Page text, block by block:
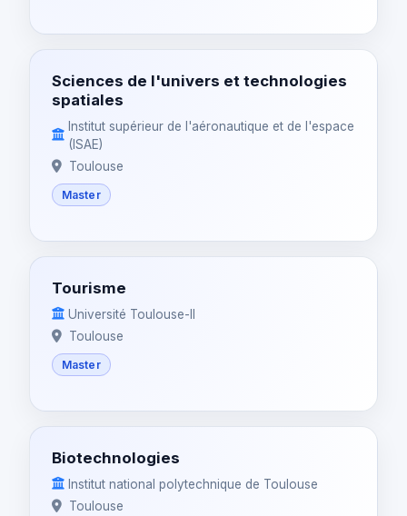
Sciences de l'univers et technologies
spatiales
Institut supérieur de l'aéronautique et de l'espace
(ISAE)
Toulouse
Master
Tourisme
Université Toulouse-II
Toulouse
Master
Biotechnologies
Institut national polytechnique de Toulouse
Toulouse